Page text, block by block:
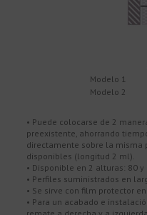
Modelo 1
Modelo 2
• Puede colocarse de 2
preexistente, ahorrando
directamente sobre la misma
disponibles (longitud 2 ml).
• Disponible en 2 alturas: 80 y
• Perfiles suministrados en
• Se sirve con film protector
• Para un acabado e